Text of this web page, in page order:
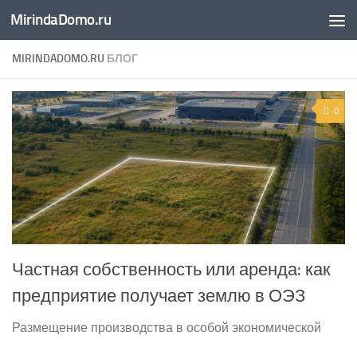
Перейти к содержимому
MirindaDomo.ru
MIRINDADOMO.RU БЛОГ
0
Частная собственность или аренда: как
предприятие получает землю в ОЭЗ
Размещение производства в особой экономической